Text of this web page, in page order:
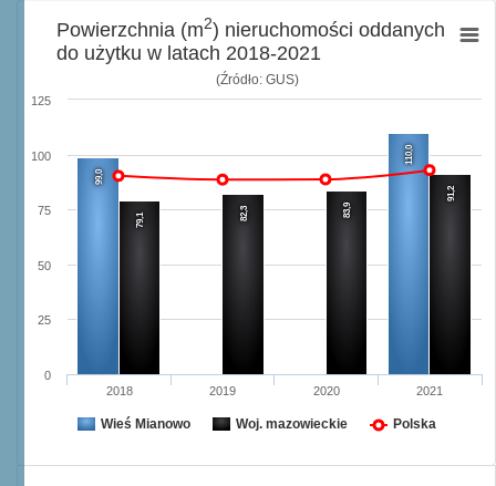
(Źródło: GUS)
99,0
110,0
79,1 82,3 83,9
91,2
2018 2019 2020 2021
0
25
50
75
100
125
Powierzchnia (m2) nieruchomości oddanych
do użytku w latach 2018-2021
Wieś Mianowo Woj. mazowieckie Polska